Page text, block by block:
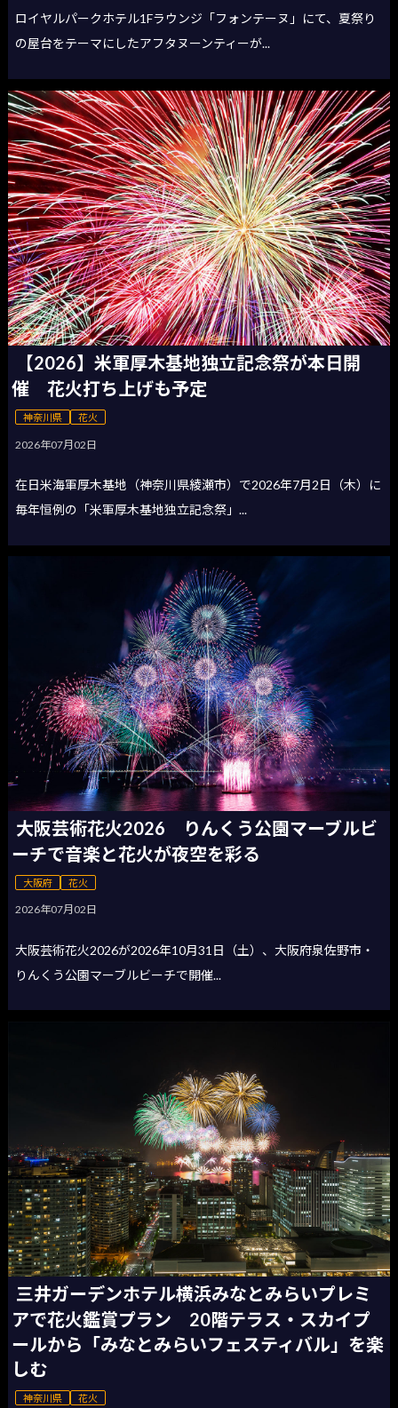
ロイヤルパークホテル1Fラウンジ「フォンテーヌ」にて、夏祭り
の屋台をテーマにしたアフタヌーンティーが...
【2026】米軍厚木基地独立記念祭が本日開
催 花火打ち上げも予定
神奈川県 花火
2026年07月02日
在日米海軍厚木基地（神奈川県綾瀬市）で2026年7月2日（木）に
毎年恒例の「米軍厚木基地独立記念祭」...
大阪芸術花火2026 りんくう公園マーブルビ
ーチで音楽と花火が夜空を彩る
大阪府 花火
2026年07月02日
大阪芸術花火2026が2026年10月31日（土）、大阪府泉佐野市・
りんくう公園マーブルビーチで開催...
三井ガーデンホテル横浜みなとみらいプレミ
アで花火鑑賞プラン 20階テラス・スカイプ
ールから「みなとみらいフェスティバル」を楽
しむ
神奈川県 花火